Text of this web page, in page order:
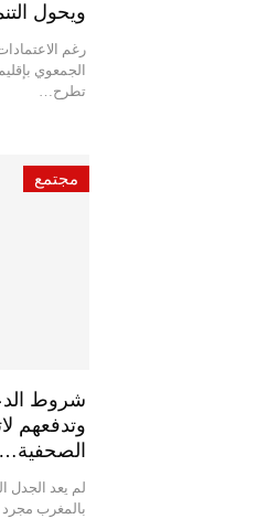
ويحول
رغم
الجمعوي
تطرح…
مجتمع
شروط
وتدفعهم
الصحفية…
لم يعد الجدل
بالمغرب